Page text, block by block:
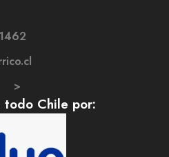
>
todo Chile por: